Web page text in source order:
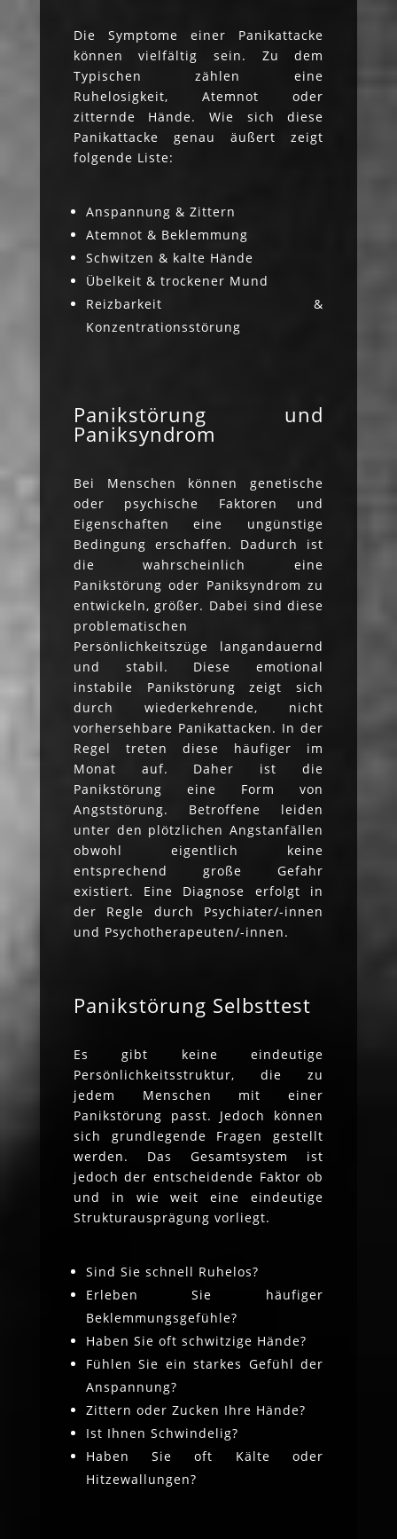
Die Symptome einer Panikattacke
können vielfältig sein. Zu dem
Typischen zählen eine
Ruhelosigkeit, Atemnot oder
zitternde Hände. Wie sich diese
Panikattacke genau äußert zeigt
folgende Liste:
Anspannung & Zittern
Atemnot & Beklemmung
Schwitzen & kalte Hände
Übelkeit & trockener Mund
Reizbarkeit &
Konzentrationsstörung
Panikstörung und
Paniksyndrom
Bei Menschen können genetische
oder psychische Faktoren und
Eigenschaften eine ungünstige
Bedingung erschaffen. Dadurch ist
die wahrscheinlich eine
Panikstörung oder Paniksyndrom zu
entwickeln, größer. Dabei sind diese
problematischen
Persönlichkeitszüge langandauernd
und stabil. Diese emotional
instabile Panikstörung zeigt sich
durch wiederkehrende, nicht
vorhersehbare Panikattacken. In der
Regel treten diese häufiger im
Monat auf. Daher ist die
Panikstörung eine Form von
Angststörung. Betroffene leiden
unter den plötzlichen Angstanfällen
obwohl eigentlich keine
entsprechend große Gefahr
existiert. Eine Diagnose erfolgt in
der Regle durch Psychiater/-innen
und Psychotherapeuten/-innen.
Panikstörung Selbsttest
Es gibt keine eindeutige
Persönlichkeitsstruktur, die zu
jedem Menschen mit einer
Panikstörung passt. Jedoch können
sich grundlegende Fragen gestellt
werden. Das Gesamtsystem ist
jedoch der entscheidende Faktor ob
und in wie weit eine eindeutige
Strukturausprägung vorliegt.
Sind Sie schnell Ruhelos?
Erleben Sie häufiger
Beklemmungsgefühle?
Haben Sie oft schwitzige Hände?
Fühlen Sie ein starkes Gefühl der
Anspannung?
Zittern oder Zucken Ihre Hände?
Ist Ihnen Schwindelig?
Haben Sie oft Kälte oder
Hitzewallungen?